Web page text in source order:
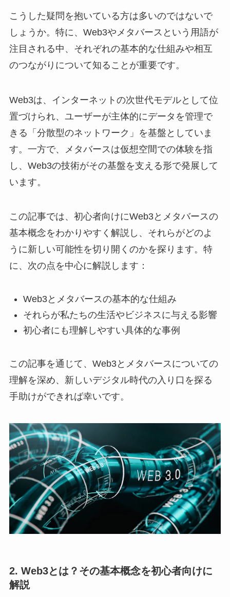
こうした疑問を抱いている方は多いのではないで
しょうか。特に、Web3やメタバースという用語が
注目される中、それぞれの基本的な仕組みや相互
のつながりについて知ることが重要です。
Web3は、インターネットの次世代モデルとして位
置づけられ、ユーザーが主体的にデータを管理で
きる「分散型のネットワーク」を基盤としていま
す。一方で、メタバースは仮想空間での体験を指
し、Web3の技術がその基盤を支える形で発展して
います。
この記事では、初心者向けにWeb3とメタバースの
基本概念をわかりやすく解説し、それらがどのよ
うに新しい可能性を切り開くのかを探ります。特
に、次の点を中心に解説します：
Web3とメタバースの基本的な仕組み
それらが私たちの生活やビジネスに与える影響
初心者にも理解しやすい具体的な事例
この記事を通じて、Web3とメタバースについての
理解を深め、新しいデジタル時代の入り口を探る
手助けができれば幸いです。
2. Web3とは？その基本概念を初心者向けに
解説